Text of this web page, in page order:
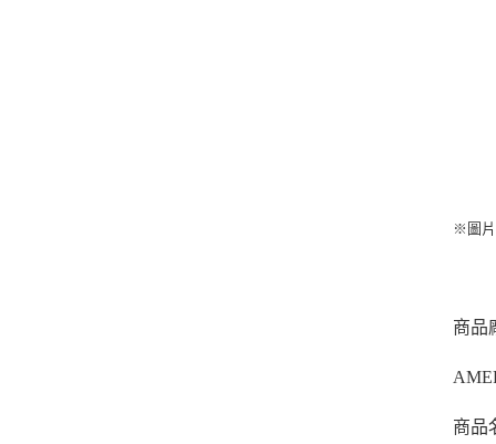
※圖
商品
商品